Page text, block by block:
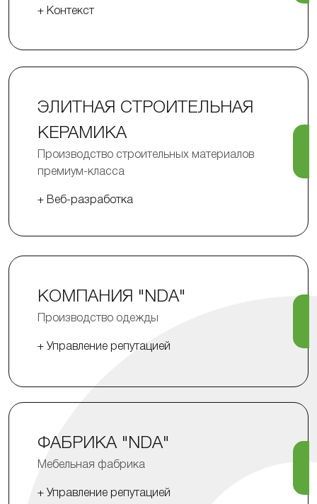
+ Контекст
ЭЛИТНАЯ СТРОИТЕЛЬНАЯ
КЕРАМИКА
Производство строительных материалов
премиум-класса
+ Веб-разработка
КОМПАНИЯ "NDA"
Производство одежды
+ Управление репутацией
ФАБРИКА "NDA"
Мебельная фабрика
+ Управление репутацией